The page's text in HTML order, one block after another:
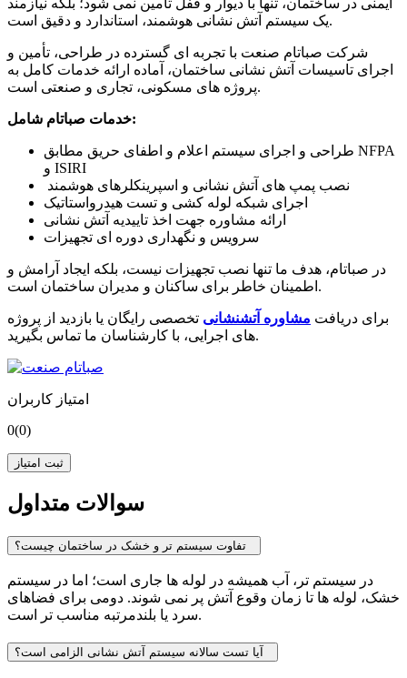
یک سیستم آتش نشانی هوشمند، استاندارد و دقیق است.
شرکت صباتام صنعت با تجربه ای گسترده در طراحی، تأمین و
اجرای تاسیسات آتش نشانی ساختمان، آماده ارائه خدمات کامل به
پروژه های مسکونی، تجاری و صنعتی است.
خدمات صباتام شامل:
طراحی و اجرای سیستم اعلام و اطفای حریق مطابق NFPA
و ISIRI
نصب پمپ های آتش نشانی و اسپرینکلرهای هوشمند
اجرای شبکه لوله کشی و تست هیدرواستاتیک
ارائه مشاوره جهت اخذ تاییدیه آتش نشانی
سرویس و نگهداری دوره ای تجهیزات
در صباتام، هدف ما تنها نصب تجهیزات نیست، بلکه ایجاد آرامش و
اطمینان خاطر برای ساکنان و مدیران ساختمان است.
برای دریافت مشاوره آتشنشانی تخصصی رایگان یا بازدید از پروژه
های اجرایی، با کارشناسان ما تماس بگیرید.
امتیاز کاربران
0(0)
ثبت امتیاز
سوالات متداول
در سیستم تر، آب همیشه در لوله ها جاری است؛ اما در سیستم
خشک، لوله ها تا زمان وقوع آتش پر نمی شوند. دومی برای فضاهای
سرد یا بلندمرتبه مناسب تر است.